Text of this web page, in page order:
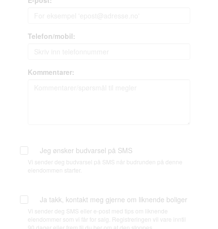
Telefon/mobil:
Kommentarer:
Jeg ønsker budvarsel på SMS
Vi sender deg budvarsel på SMS når budrunden på denne
eiendommen starter.
Ja takk, kontakt meg gjerne om liknende boliger
Vi sender deg SMS eller e-post med tips om liknende
eiendommer som vi får for salg. Registreringen vil vare inntil
90 dager eller frem til du ber om at den stoppes.